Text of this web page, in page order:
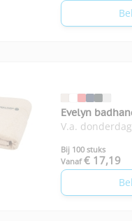
Evelyn
cm
V.a.
Bij 100 stuks
Vanaf € 17,19